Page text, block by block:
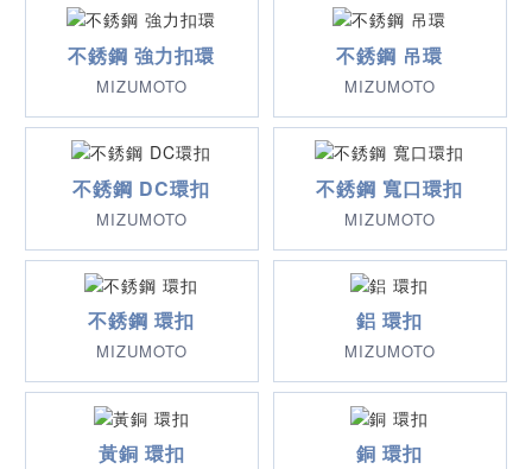
不銹鋼 強力扣環
MIZUMOTO
不銹鋼 吊環
MIZUMOTO
不銹鋼 DC環扣
MIZUMOTO
不銹鋼 寬口環扣
MIZUMOTO
不銹鋼 環扣
MIZUMOTO
鋁 環扣
MIZUMOTO
黃銅 環扣 銅 環扣